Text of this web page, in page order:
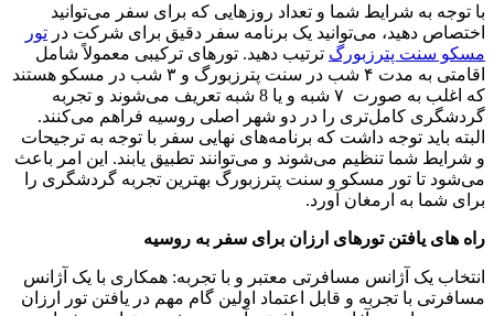
با توجه به شرایط شما و تعداد روزهایی که برای سفر می‌توانید
اختصاص دهید، می‌توانید یک برنامه سفر دقیق برای شرکت در تور
مسکو سنت پترزبورگ ترتیب دهید. تورهای ترکیبی معمولاً شامل
اقامتی به مدت ۴ شب در سنت پترزبورگ و ۳ شب در مسکو هستند
که اغلب به صورت ۷ شبه و یا 8 شبه تعریف می‌شوند و تجربه
گردشگری کامل‌تری را در دو شهر اصلی روسیه فراهم می‌کنند.
البته باید توجه داشت که برنامه‌های نهایی سفر با توجه به ترجیحات
و شرایط شما تنظیم می‌شوند و می‌توانند تطبیق یابند. این امر باعث
می‌شود تا تور مسکو و سنت پترزبورگ بهترین تجربه گردشگری را
برای شما به ارمغان آورد.
راه های یافتن تورهای ارزان برای سفر به روسیه
انتخاب یک آژانس مسافرتی معتبر و با تجربه: همکاری با یک آژانس
مسافرتی با تجربه و قابل اعتماد اولین گام مهم در یافتن تور ارزان